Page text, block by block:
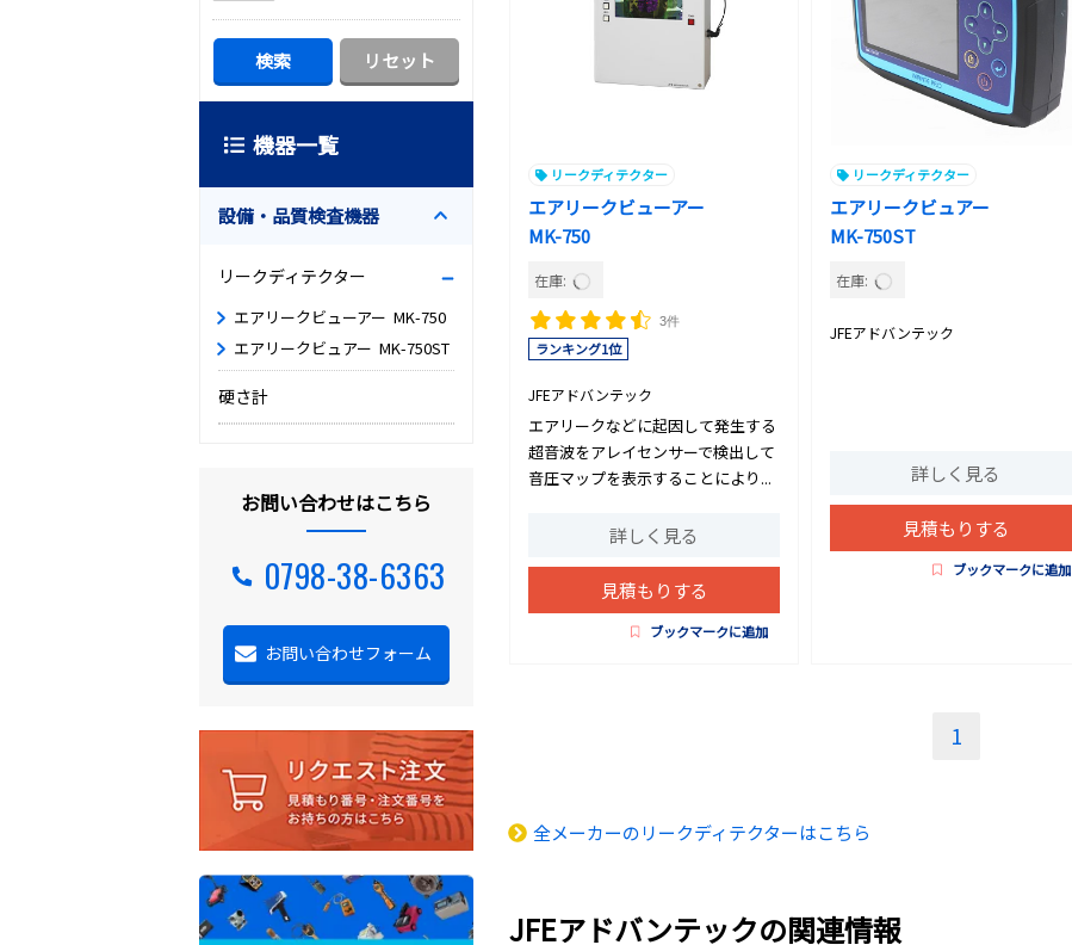
リークディテクター
エアリークビューアー
MK-750
在庫:
3件
ランキング1位
JFEアドバンテック
エアリークなどに起因して発生する
超音波をアレイセンサーで検出して
音圧マップを表示することにより...
詳しく見る
見積もりする
ブックマークに追加
リークディテクター
エアリークビュアー
MK-750ST
在庫:
JFEアドバンテック
詳しく見る
見積もりする
ブックマークに追加
1
全メーカーのリークディテクターはこちら
JFEアドバンテックの関連情報
機器一覧
設備・品質検査機器
リークディテクター
エアリークビューアー MK-750
エアリークビュアー MK-750ST
硬さ計
お問い合わせはこちら
0798-38-6363
お問い合わせフォーム